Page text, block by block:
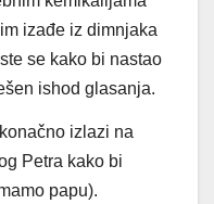
izađe iz dimnjaka
se kako bi nastao
ishod glasanja.
izlazi na
Petra kako bi
papu).